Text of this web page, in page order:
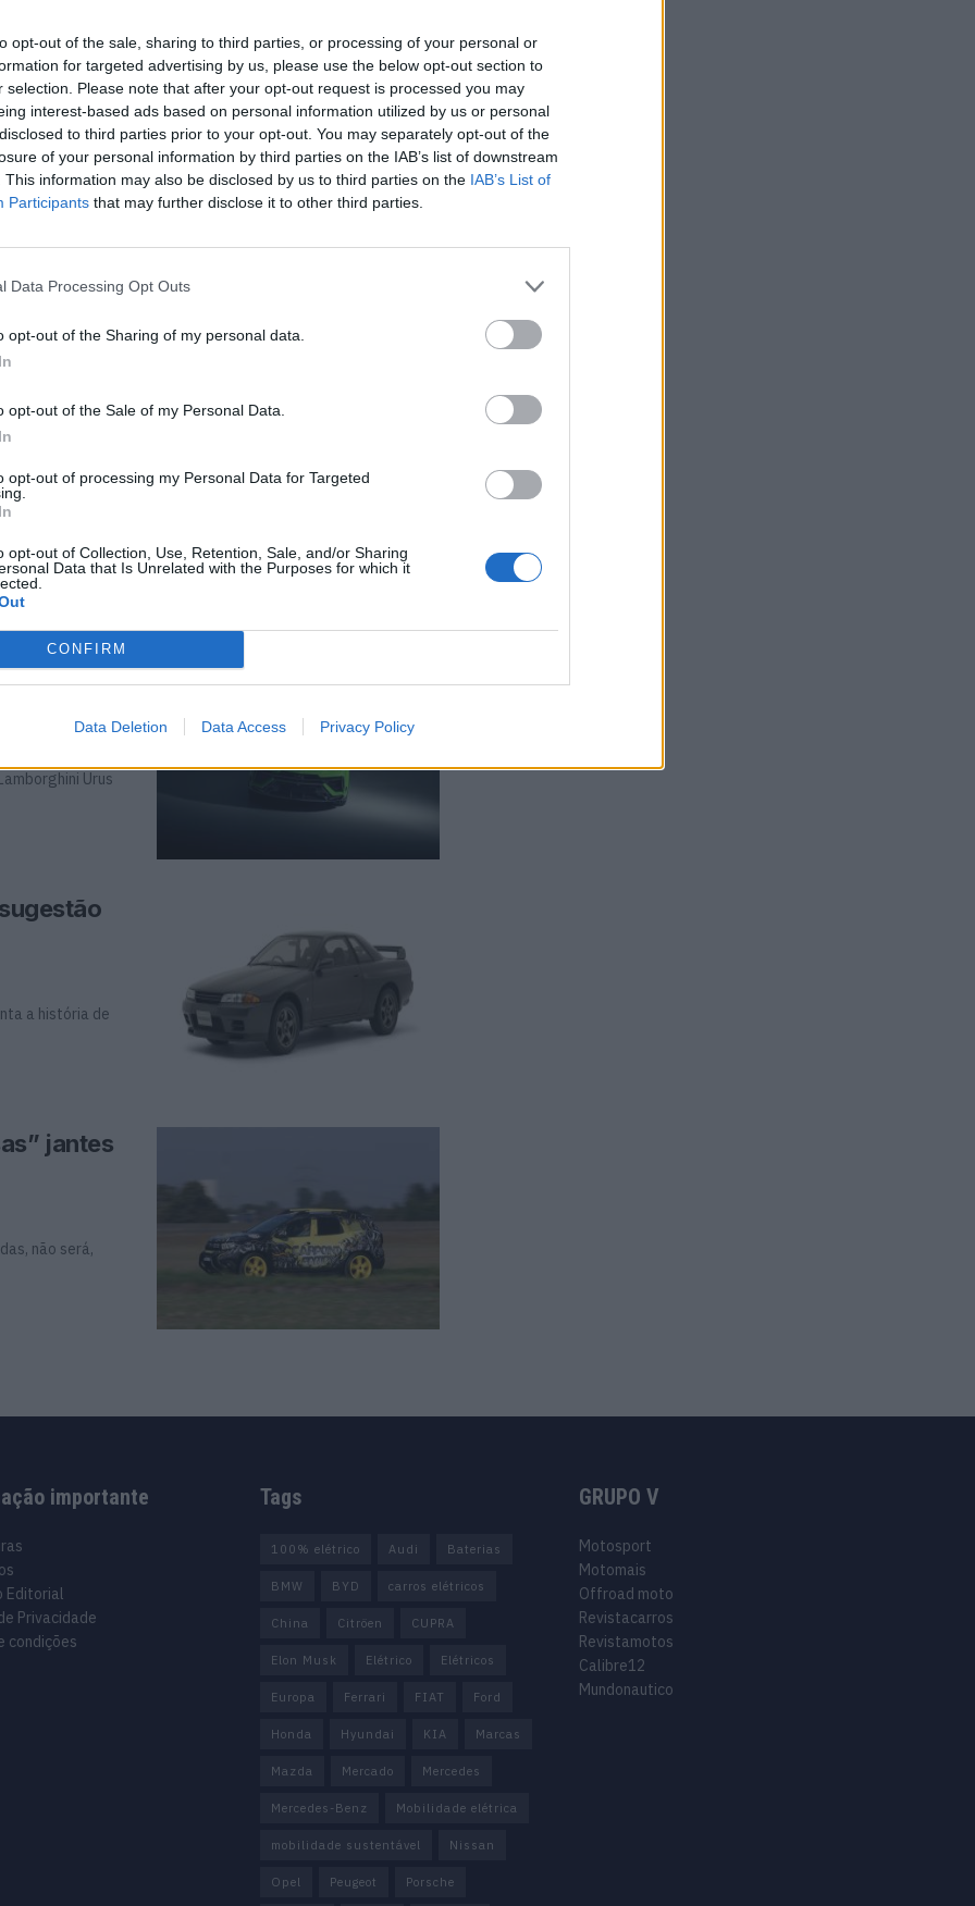
opt-out of the sale, sharing to third parties, or processing of your personal or
for targeted advertising by us, please use the below opt-out section to
selection. Please note that after your opt-out request is processed you may
interest-based ads based on personal information utilized by us or personal
to third parties prior to your opt-out. You may separately opt-out of the
of your personal information by third parties on the IAB’s list of downstream
This information may also be disclosed by us to third parties on the IAB’s List of
Participants that may further disclose it to other third parties.
Data Processing Opt Outs
opt-out of the Sharing of my personal data.
opt-out of the Sale of my Personal Data.
opt-out of processing my Personal Data for Targeted
opt-out of Collection, Use, Retention, Sale, and/or Sharing
Data that Is Unrelated with the Purposes for which it
CONFIRM
Data Deletion Data Access Privacy Policy
com
...
magia das
do
de culto,
Urus
a história de
jantes
não será,
importante
Editorial
Privacidade
condições
Tags
100% elétrico Audi Baterias
BMW BYD carros elétricos
China Citröen CUPRA
Elon Musk Elétrico Elétricos
Europa Ferrari FIAT Ford
Honda Hyundai KIA Marcas
Mazda Mercado Mercedes
Mercedes-Benz Mobilidade elétrica
mobilidade sustentável Nissan
Opel Peugeot Porsche
GRUPO V
Motosport
Motomais
Offroad moto
Revistacarros
Revistamotos
Calibre12
Mundonautico